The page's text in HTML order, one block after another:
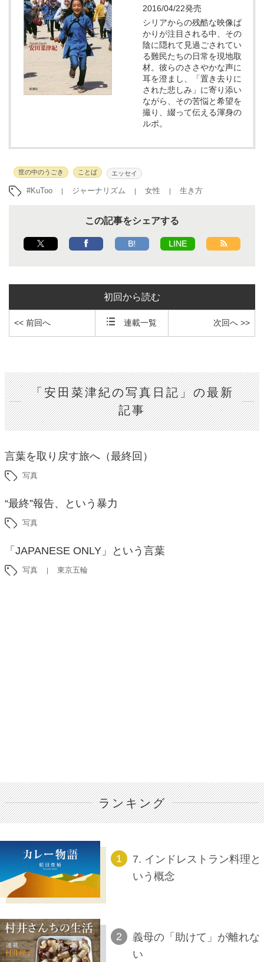
2016/04/22発売
シリアからの残酷な映像ば
かりが注目される中、その
陰に隠れて見過ごされてい
る難民たちの日常を現地取
材。彼らのささやかな声に
耳を澄まし、「置き去りに
された悲しみ」に寄り添い
ながら、その苦悩と希望を
撮り、綴って伝える渾身の
ルポ。
世の中のうごき ことば エッセイ
#KuToo ジャーナリズム 女性 生き方
この記事をシェアする
B! LINE
初回から読む
<< 前回へ 連載一覧 次回へ >>
「安田菜津紀の写真日記」の最新
記事
言葉を取り戻す旅へ（最終回）
写真
“最終”報告、という暴力
写真
「JAPANESE ONLY」という言葉
写真 東京五輪
ランキング
7. インドレストラン料理と
いう概念
義母の「助けて」が離れな
い